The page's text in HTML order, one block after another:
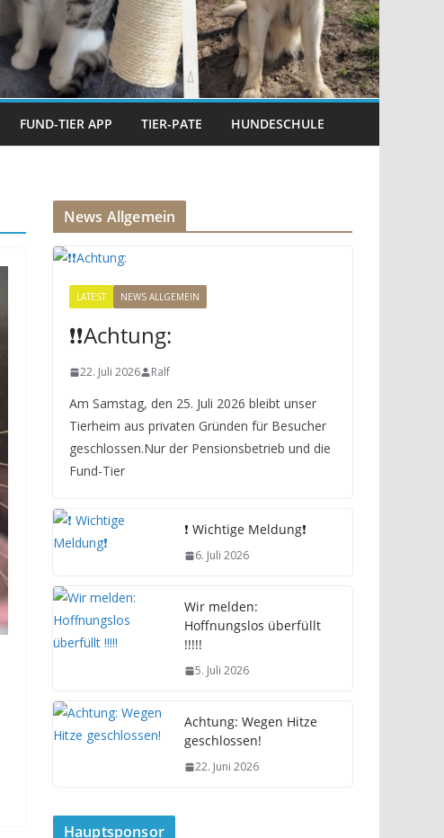
FUND-TIER APP TIER-PATE HUNDESCHULE
News Allgemein
LATEST NEWS ALLGEMEIN
❗️❗️Achtung:
22. Juli 2026 Ralf
Am Samstag, den 25. Juli 2026 bleibt unser
Tierheim aus privaten Gründen für Besucher
geschlossen.Nur der Pensionsbetrieb und die
Fund-Tier
❗️ Wichtige Meldung❗️
6. Juli 2026
Wir melden:
Hoffnungslos überfüllt
!!!!!
5. Juli 2026
Achtung: Wegen Hitze
geschlossen!
22. Juni 2026
Hauptsponsor